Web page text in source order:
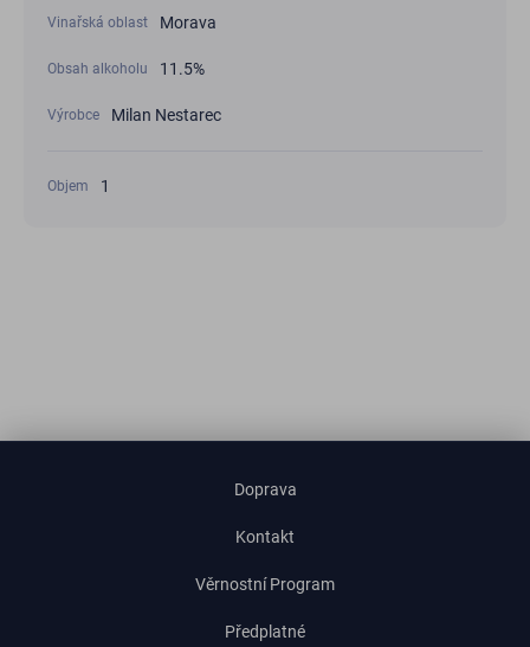
Vinařská oblast Morava
Obsah alkoholu 11.5%
Výrobce Milan Nestarec
Objem 1
Doprava
Kontakt
Věrnostní Program
Předplatné